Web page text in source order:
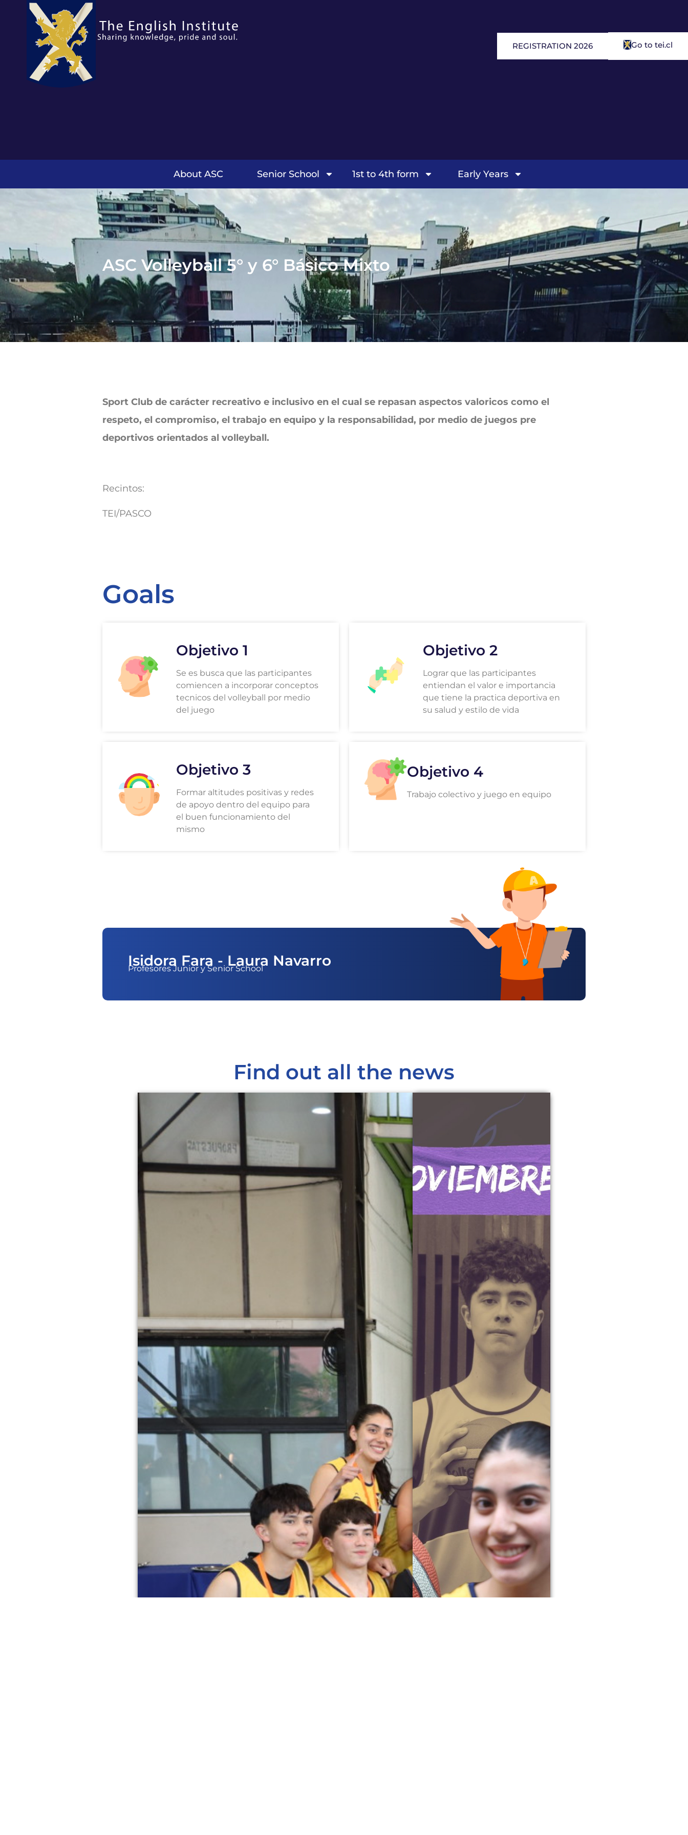
Go to tei.cl
REGISTRATION 2026
About ASC Senior School 1st to 4th form Early Years
ASC Volleyball 5° y 6° Básico Mixto
Sport Club de carácter recreativo e inclusivo en el cual se repasan aspectos valoricos como el
respeto, el compromiso, el trabajo en equipo y la responsabilidad, por medio de juegos pre
deportivos orientados al volleyball.
Recintos:
TEI/PASCO
Goals
Objetivo 1
Se es busca que las participantes
comiencen a incorporar conceptos
tecnicos del volleyball por medio
del juego
Objetivo 2
Lograr que las participantes
entiendan el valor e importancia
que tiene la practica deportiva en
su salud y estilo de vida
Objetivo 3
Formar altitudes positivas y redes
de apoyo dentro del equipo para
el buen funcionamiento del
mismo
Objetivo 4
Trabajo colectivo y juego en equipo
Isidora Fara - Laura Navarro
Profesores Junior y Senior School
Find out all the news